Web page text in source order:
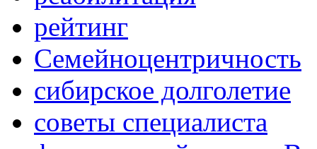
рейтинг
Семейноцентричность
сибирское долголетие
советы специалиста